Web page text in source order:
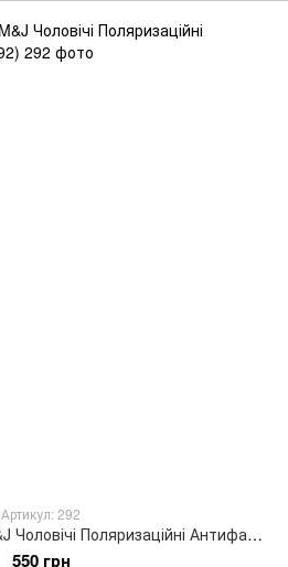
Артикул: 292
Сонцезахисні окуляри M&J Чоловічі Поляризаційні Антифара коричневий (292)
550 грн